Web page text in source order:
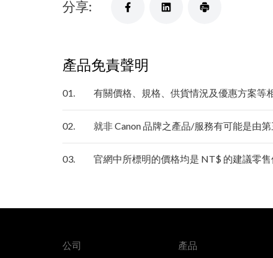
分享:
產品免責聲明
01. 有關價格、規格、供貨情況及優惠方案等
02. 就非 Canon 品牌之產品/服務有可能是由
03. 官網中所標明的價格均是 NT$ 的建議零售
公司 產品